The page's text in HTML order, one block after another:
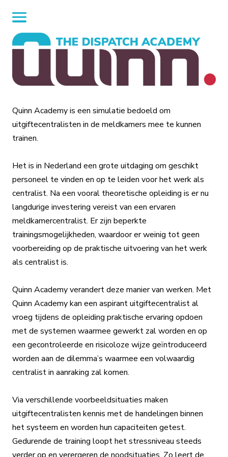
Quinn Academy is een simulatie bedoeld om
uitgiftecentralisten in de meldkamers mee te kunnen
trainen.
Het is in Nederland een grote uitdaging om geschikt
personeel te vinden en op te leiden voor het werk als
centralist. Na een vooral theoretische opleiding is er nu
langdurige investering vereist van een ervaren
meldkamercentralist. Er zijn beperkte
trainingsmogelijkheden, waardoor er weinig tot geen
voorbereiding op de praktische uitvoering van het werk
als centralist is.
Quinn Academy verandert deze manier van werken. Met
Quinn Academy kan een aspirant uitgiftecentralist al
vroeg tijdens de opleiding praktische ervaring opdoen
met de systemen waarmee gewerkt zal worden en op
een gecontroleerde en risicoloze wijze geïntroduceerd
worden aan de dilemma’s waarmee een volwaardig
centralist in aanraking zal komen.
Via verschillende voorbeeldsituaties maken
uitgiftecentralisten kennis met de handelingen binnen
het systeem en worden hun capaciteiten getest.
Gedurende de training loopt het stressniveau steeds
verder op en verergeren de noodsituaties. Zo leert de